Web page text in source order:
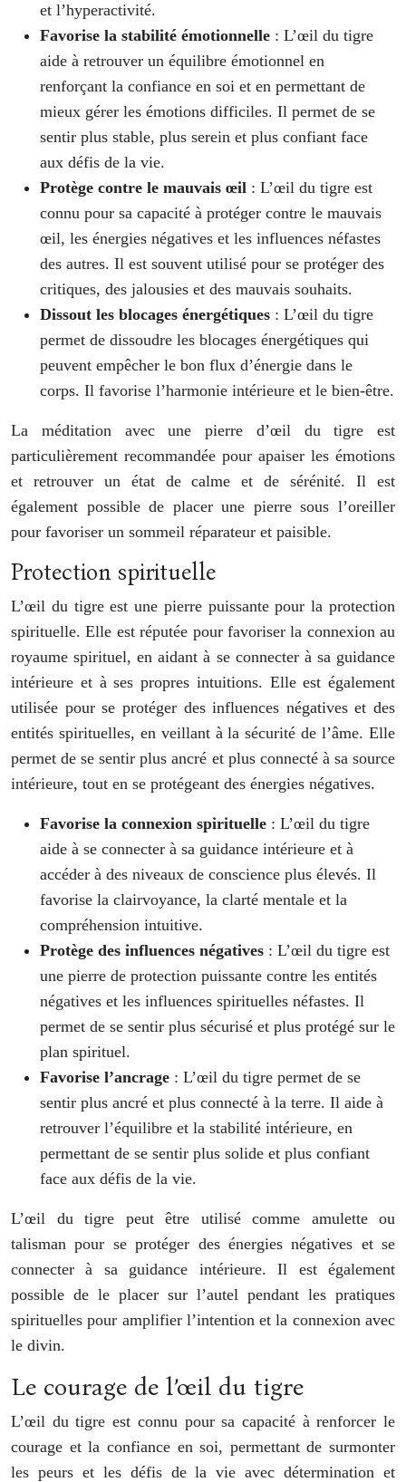
et l’hyperactivité.
Favorise la stabilité émotionnelle : L’œil du tigre
aide à retrouver un équilibre émotionnel en
renforçant la confiance en soi et en permettant de
mieux gérer les émotions difficiles. Il permet de se
sentir plus stable, plus serein et plus confiant face
aux défis de la vie.
Protège contre le mauvais œil : L’œil du tigre est
connu pour sa capacité à protéger contre le mauvais
œil, les énergies négatives et les influences néfastes
des autres. Il est souvent utilisé pour se protéger des
critiques, des jalousies et des mauvais souhaits.
Dissout les blocages énergétiques : L’œil du tigre
permet de dissoudre les blocages énergétiques qui
peuvent empêcher le bon flux d’énergie dans le
corps. Il favorise l’harmonie intérieure et le bien-être.
La méditation avec une pierre d’œil du tigre est
particulièrement recommandée pour apaiser les émotions
et retrouver un état de calme et de sérénité. Il est
également possible de placer une pierre sous l’oreiller
pour favoriser un sommeil réparateur et paisible.
Protection spirituelle
L’œil du tigre est une pierre puissante pour la protection
spirituelle. Elle est réputée pour favoriser la connexion au
royaume spirituel, en aidant à se connecter à sa guidance
intérieure et à ses propres intuitions. Elle est également
utilisée pour se protéger des influences négatives et des
entités spirituelles, en veillant à la sécurité de l’âme. Elle
permet de se sentir plus ancré et plus connecté à sa source
intérieure, tout en se protégeant des énergies négatives.
Favorise la connexion spirituelle : L’œil du tigre
aide à se connecter à sa guidance intérieure et à
accéder à des niveaux de conscience plus élevés. Il
favorise la clairvoyance, la clarté mentale et la
compréhension intuitive.
Protège des influences négatives : L’œil du tigre est
une pierre de protection puissante contre les entités
négatives et les influences spirituelles néfastes. Il
permet de se sentir plus sécurisé et plus protégé sur le
plan spirituel.
Favorise l’ancrage : L’œil du tigre permet de se
sentir plus ancré et plus connecté à la terre. Il aide à
retrouver l’équilibre et la stabilité intérieure, en
permettant de se sentir plus solide et plus confiant
face aux défis de la vie.
L’œil du tigre peut être utilisé comme amulette ou
talisman pour se protéger des énergies négatives et se
connecter à sa guidance intérieure. Il est également
possible de le placer sur l’autel pendant les pratiques
spirituelles pour amplifier l’intention et la connexion avec
le divin.
Le courage de l’œil du tigre
L’œil du tigre est connu pour sa capacité à renforcer le
courage et la confiance en soi, permettant de surmonter
les peurs et les défis de la vie avec détermination et